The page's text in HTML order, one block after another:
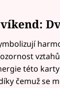
této
čemuž se